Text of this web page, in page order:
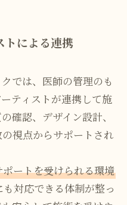
トによる連携
では、医師の管理のも
ティストが連携して施
確認、デザイン設計、
視点からサポートされ
ートを受けられる環境
対応できる体制が整っ